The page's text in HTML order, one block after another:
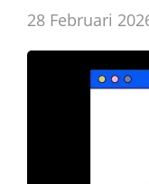
28 Februari